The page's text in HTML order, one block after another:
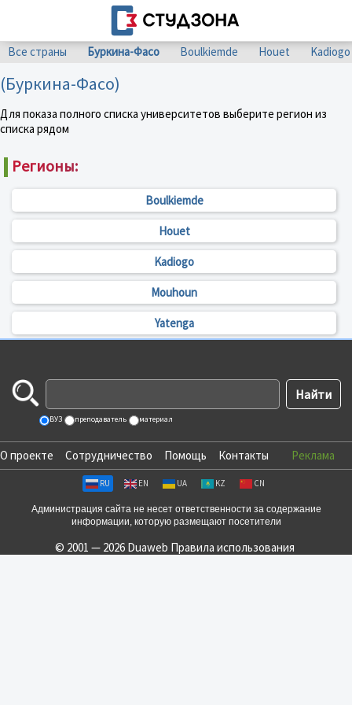
Все страны Буркина-Фасо Boulkiemde Houet Kadiogo
(Буркина-Фасо)
Для показа полного списка университетов выберите регион из
списка рядом
Регионы:
Boulkiemde
Houet
Kadiogo
Mouhoun
Yatenga
ВУЗ преподаватель материал
О проекте Сотрудничество Помощь Контакты Реклама
RU EN UA KZ CN
Администрация сайта не несет ответственности за содержание
информации, которую размещают посетители
© 2001 — 2026 Duaweb Правила использования